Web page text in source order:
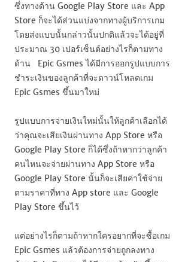
ซึ่งทางด้าน Google Play Store และ App
Store ก็จะได้ส่วนแบ่งจากทางผู้บริการเกม
โดยส่งแบบนั้นกล่าวนั้นปกติแล้วจะได้อยู่ที่
ประมาณ 30 เปอร์เซ็นต์อย่างไรก็ตามทาง
ด้าน
Epic Gsmesได้มีการออกรูปแบบการ
ชำระเงินของลูกค้าที่จะดาวน์โหลดเกม
Epic Gsmes ขึ้นมาใหม่
รูปแบบการจ่ายเงินใหม่นั้นให้ลูกค้าเลือกได้
ว่าคุณจะเสียเงินผ่านทาง App Store หรือ
Google Play Store ก็ได้ซึ่งถ้าหากว่าลูกค้า
คนไหนจะจ่ายผ่านทาง App Store หรือ
Google Play Store นั้นก็จะเสียค่าใช้จ่าย
ตามราคาที่ทาง App store และ Google
Play Store ขึ้นไว้
แต่อย่างไรก็ตามถ้าหากใครอยากที่จะซื้อเกม
Epic Gsmes แล้วต้องการจ่ายถูกลงทาง